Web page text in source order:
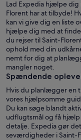
Lad Expedia hjælpe
Florent har at tilbyde!
kan vi give dig en liste
hjælpe dig med at finde
du rejser til Saint-
ophold med din
nemt for dig at
mangler noget.
Spændende
Hvis du planlægger en
vores hjælpsomme
Du kan søge blandt
udflugtsmål og få
detalje. Expedia gør
seværdigheder i Saint-